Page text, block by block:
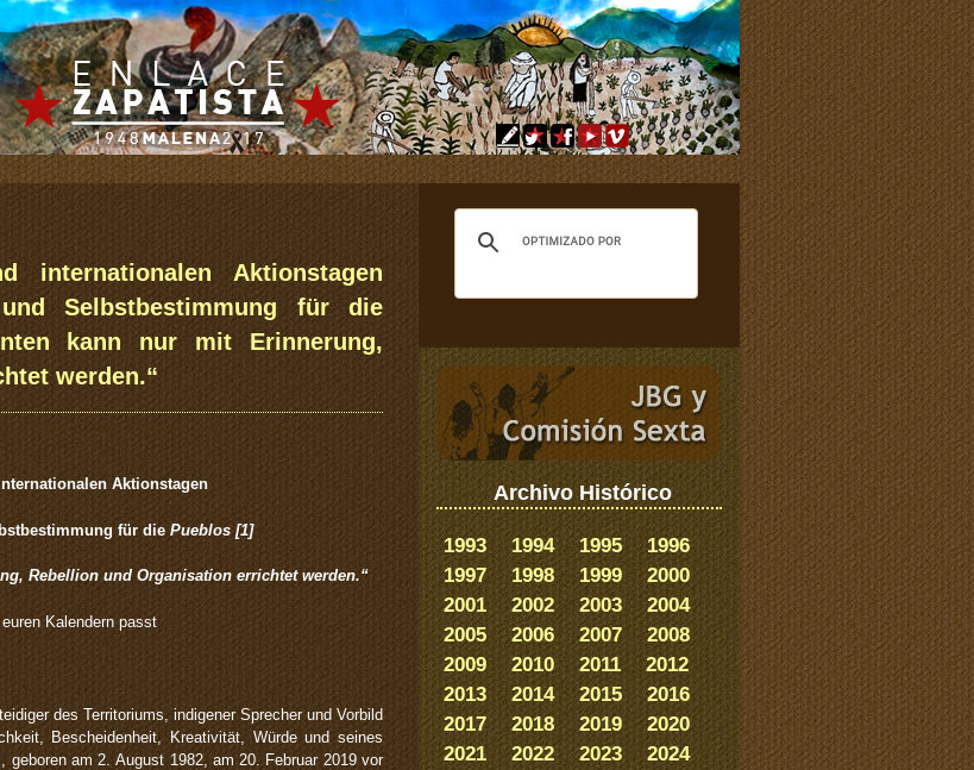
internationalen Aktionstagen
Selbstbestimmung für die
kann nur mit Erinnerung,
werden.“
Aktionstagen
für diePueblos [1]
Rebellion und Organisation errichtet werden.“
Kalendern passt
des Territoriums, indigener Sprecher und Vorbild
Bescheidenheit, Kreativität, Würde und seines
geboren am 2. August 1982, am 20. Februar 2019 vor
Archivo Histórico
1993 1994 1995
1996
1997
1998 1999
2000
2001
2002 2003
2004
2005
2006 2007
2008
2009
2010 2011
2012
2013
2014 2015
2016
2017
2018 2019
2020
2021
2022 2023
2024